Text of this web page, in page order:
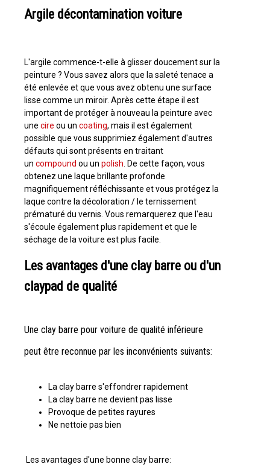
Argile décontamination voiture
L'argile commence-t-elle à glisser doucement sur la
peinture ? Vous savez alors que la saleté tenace a
été enlevée et que vous avez obtenu une surface
lisse comme un miroir. Après cette étape il est
important de protéger à nouveau la peinture avec
une cire ou un coating, mais il est également
possible que vous supprimiez également d'autres
défauts qui sont présents en traitant
un compound ou un polish . De cette façon, vous
obtenez une laque brillante profonde
magnifiquement réfléchissante et vous protégez la
laque contre la décoloration / le ternissement
prématuré du vernis. Vous remarquerez que l'eau
s'écoule également plus rapidement et que le
séchage de la voiture est plus facile.
Les avantages d'une clay barre ou d'un
claypad de qualité
Une clay barre pour voiture de qualité inférieure
peut être reconnue par les inconvénients suivants:
La clay barre s'effondrer rapidement
La clay barre ne devient pas lisse
Provoque de petites rayures
Ne nettoie pas bien
Les avantages d'une bonne clay barre: